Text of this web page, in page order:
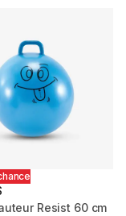
Resist 60 cm